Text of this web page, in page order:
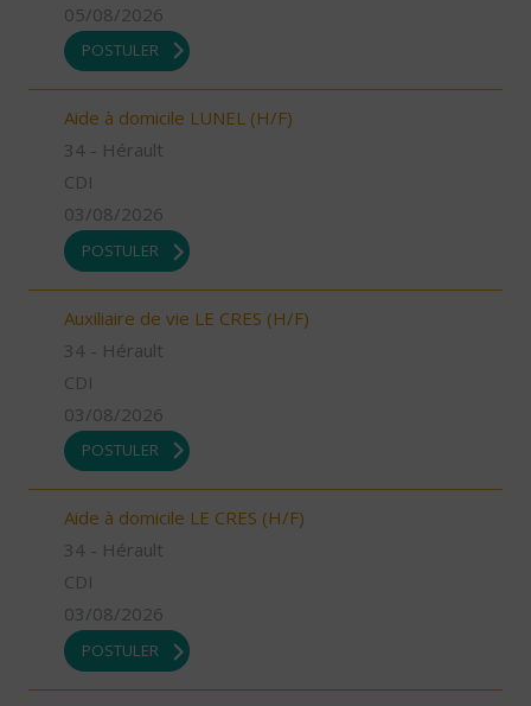
05/08/2026
POSTULER
Aide à domicile LUNEL (H/F)
34 - Hérault
CDI
03/08/2026
POSTULER
Auxiliaire de vie LE CRES (H/F)
34 - Hérault
CDI
03/08/2026
POSTULER
Aide à domicile LE CRES (H/F)
34 - Hérault
CDI
03/08/2026
POSTULER